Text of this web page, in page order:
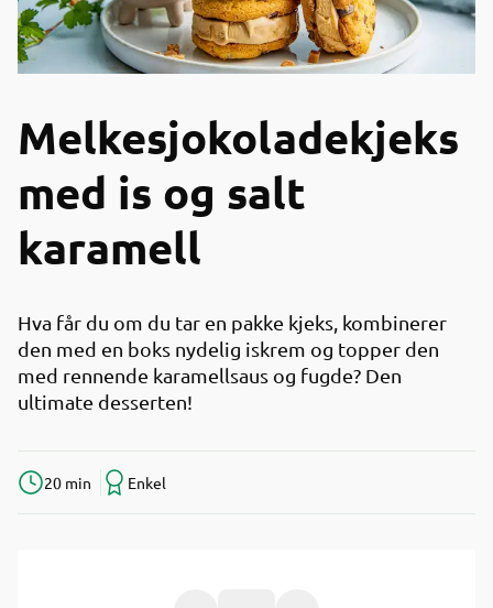
Melkesjokoladekjeks
med is og salt
karamell
Hva får du om du tar en pakke kjeks, kombinerer
den med en boks nydelig iskrem og topper den
med rennende karamellsaus og fugde? Den
ultimate desserten!
20 min Enkel